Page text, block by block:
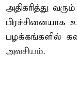
அதிகரித்து
பழக்கங்களில்
அவசியம்.